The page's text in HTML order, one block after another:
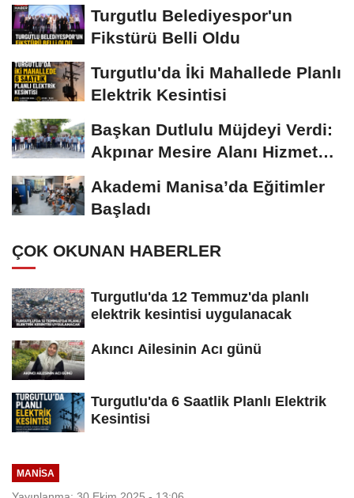
Turgutlu Belediyespor'un
Fikstürü Belli Oldu
Turgutlu'da İki Mahallede Planlı
Elektrik Kesintisi
Başkan Dutlulu Müjdeyi Verdi:
Akpınar Mesire Alanı Hizmete
Akademi Manisa’da Eğitimler
Başladı
ÇOK OKUNAN HABERLER
Turgutlu'da 12 Temmuz'da planlı
elektrik kesintisi uygulanacak
Akıncı Ailesinin Acı günü
Turgutlu'da 6 Saatlik Planlı Elektrik
Kesintisi
MANİSA